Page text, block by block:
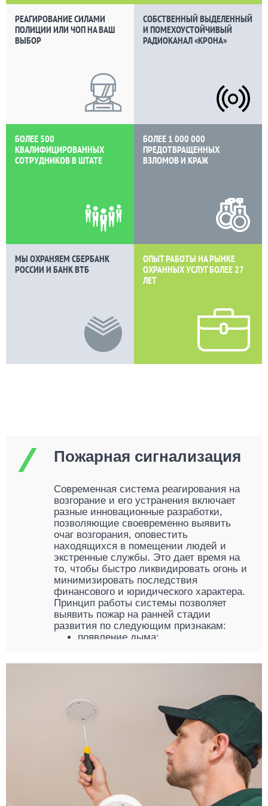
РЕАГИРОВАНИЕ СИЛАМИ
ПОЛИЦИИ ИЛИ ЧОП НА ВАШ
ВЫБОР
СОБСТВЕННЫЙ ВЫДЕЛЕННЫЙ
И ПОМЕХОУСТОЙЧИВЫЙ
РАДИОКАНАЛ «КРОНА»
БОЛЕЕ 500
КВАЛИФИЦИРОВАННЫХ
СОТРУДНИКОВ В ШТАТЕ
БОЛЕЕ 1 000 000
ПРЕДОТВРАЩЕННЫХ
ВЗЛОМОВ И КРАЖ
МЫ ОХРАНЯЕМ СБЕРБАНК
РОССИИ И БАНК ВТБ
ОПЫТ РАБОТЫ НА РЫНКЕ
ОХРАННЫХ УСЛУГ БОЛЕЕ 27
ЛЕТ
Пожарная сигнализация
Современная система реагирования на
возгорание и его устранения включает
разные инновационные разработки,
позволяющие своевременно выявить
очаг возгорания, оповестить
находящихся в помещении людей и
экстренные службы. Это дает время на
то, чтобы быстро ликвидировать огонь и
минимизировать последствия
финансового и юридического характера.
Принцип работы системы позволяет
выявить пожар на ранней стадии
развития по следующим признакам:
появление дыма;
компании «КРОНА» сочетает в себе
новейшие разработки в сфере
выявления пожаров и включает
следующие устройства:
контрольная панель;
датчик дыма;
звуковой оповещатель;
ручной извещатель «Кнопка».
Работа этих приборов в комплексе